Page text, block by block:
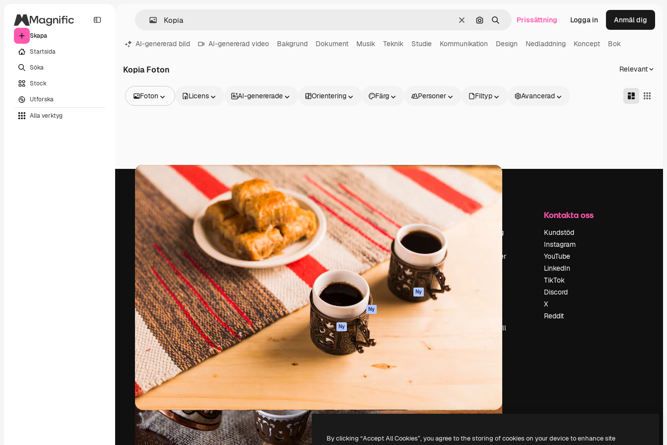
Skapa
Startsida
Söka
Stock
Utforska
Alla verktyg
RensaSök efter bild
Söka Prissättning Logga in Anmäl dig
AI-genererad bild AI-genererad video Bakgrund Dokument Musik Teknik Studie Kommunikation Design Nedladdning Koncept Bok
Kopia Foton Relevant
Foton
Videor
Filmmaterial
Rörlig grafik
Videomallar
Ikoner
3D-modeller
Teckensnitt
Licens AI-genererade Orientering Färg Personer Filtyp Avancerad
Den kreativa plattformen för att förverkliga
ditt bästa arbete. Mer än 1 miljon
prenumeranter bland kreatörer, företag,
byråer och studior.
Svenska
Produkter
Spaces
AI-assistent
AI-bildgenerator
AI-videogenerator
AI-röstgenerator
Stock-innehåll
MCP för
Claude/ChatGPT
Ny
Agenter Ny
API
Mobilapp
Alla Magnific-
verktyg
Kom igång
Academy
Dokumentation
Support
Användarvillkor
Integritetspolicy
Original Ny
Cookies policy
Förtroendecenter
Företag
Företag
Prissättning
Recensioner
Blogg
Sälj innehåll
Kontakta oss
Kundstöd
Instagram
YouTube
LinkedIn
TikTok
Discord
X
Reddit
Copyright © 2010- Freepik Company S.L.U.Alla rättigheter reserverade
By clicking “Accept All Cookies”, you agree to the storing of cookies on your device to enhance site